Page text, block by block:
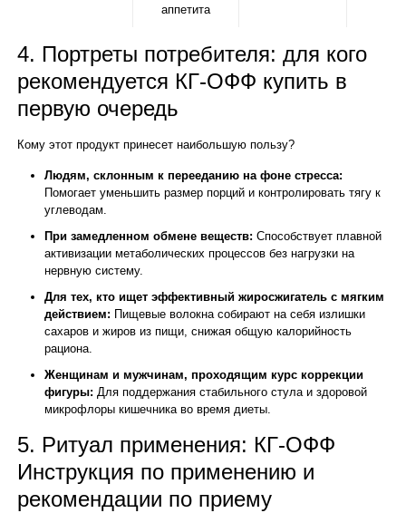
аппетита
4. Портреты потребителя: для кого
рекомендуется КГ-ОФФ купить в
первую очередь
Кому этот продукт принесет наибольшую пользу?
Людям, склонным к перееданию на фоне стресса:
Помогает уменьшить размер порций и контролировать тягу к
углеводам.
При замедленном обмене веществ: Способствует плавной
активизации метаболических процессов без нагрузки на
нервную систему.
Для тех, кто ищет эффективный жиросжигатель с мягким
действием: Пищевые волокна собирают на себя излишки
сахаров и жиров из пищи, снижая общую калорийность
рациона.
Женщинам и мужчинам, проходящим курс коррекции
фигуры: Для поддержания стабильного стула и здоровой
микрофлоры кишечника во время диеты.
5. Ритуал применения: КГ-ОФФ
Инструкция по применению и
рекомендации по приему